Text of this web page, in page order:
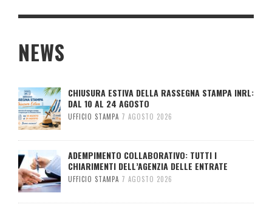
NEWS
CHIUSURA ESTIVA DELLA RASSEGNA STAMPA INRL:
DAL 10 AL 24 AGOSTO
UFFICIO STAMPA 7 AGOSTO 2026
ADEMPIMENTO COLLABORATIVO: TUTTI I
CHIARIMENTI DELL’AGENZIA DELLE ENTRATE
UFFICIO STAMPA 7 AGOSTO 2026